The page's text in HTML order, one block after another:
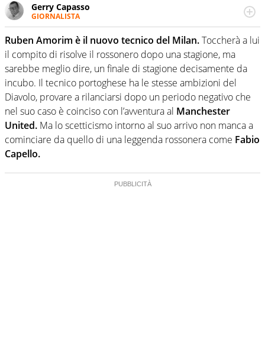
Gerry Capasso
GIORNALISTA
Per lui gli sport americani non hanno segreti: basket,
football, baseball e la capacità innata di trovare la notizia
dove altri non vedono granché
Ruben Amorim è il nuovo tecnico del Milan.Toccherà a lui
il compito di risolve il rossonero dopo una stagione, ma
sarebbe meglio dire, un finale di stagione decisamente da
incubo. Il tecnico portoghese ha le stesse ambizioni del
Diavolo, provare a rilanciarsi dopo un periodo negativo che
nel suo caso è coinciso con l’avventura al Manchester
United. Ma lo scetticismo intorno al suo arrivo non manca a
cominciare da quello di una leggenda rossonera come Fabio
Capello.